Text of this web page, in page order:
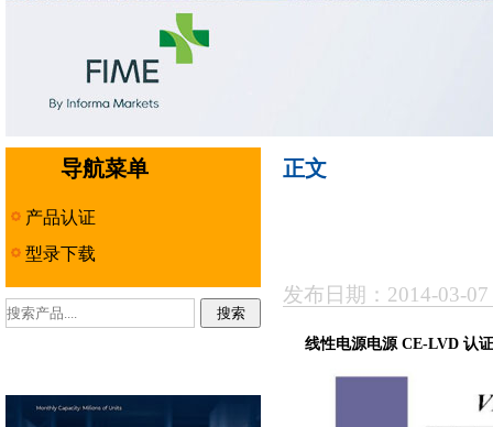
导航菜单
产品认证
型录下载
正文
发布日期：2014-03-
线性电源电源 CE-LVD 认证